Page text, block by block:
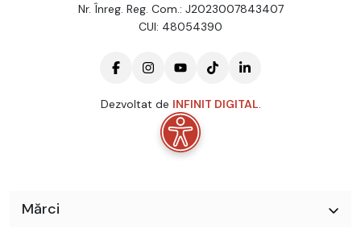
Nr. Înreg. Reg. Com.: J2023007843407
CUI: 48054390
Dezvoltat de INFINIT DIGITAL.
Mărci